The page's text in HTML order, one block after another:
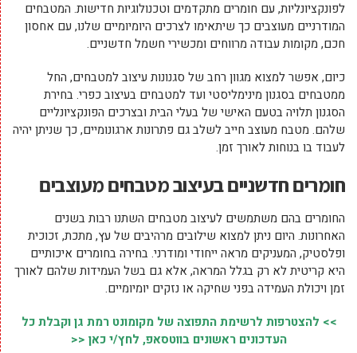
לפונקציונליות, עם חומרים מתקדמים וטכנולוגיות חדישות. המטבחים
המודרניים מעוצבים כך שיתאימו לצרכים היומיומיים שלנו, עם אחסון
חכם, מקומות עבודה מרווחים ומכשירי חשמל חדשניים.
כיום, אפשר למצוא מגוון רחב של סגנונות עיצוב למטבחים, החל
ממטבחים בסגנון מינימליסטי ועד למטבחים בעיצוב כפרי. בחירת
הסגנון תלויה בטעם האישי של בעלי הבית ובצרכים הפונקציונליים
שלהם. מטבח מעוצב חייב לשלב גם פתרונות ארגונומיים, כך שניתן יהיה
לעבוד בו בנוחות לאורך זמן.
חומרים חדשניים בעיצוב מטבחים מעוצבים
החומרים בהם משתמשים לעיצוב מטבחים השתנו רבות בשנים
האחרונות. היום ניתן למצוא שילובים מרהיבים של עץ, מתכת, זכוכית
ופלסטיק, המעניקים מראה ייחודי ומודרני. בחירה בחומרים איכותיים
היא קריטית לא רק בגלל המראה, אלא גם בשל העמידות שלהם לאורך
זמן ויכולת העמידה בפני שחיקה או נזקים יומיומיים.
>> להצטרפות לרשימת התפוצה של מקומונט רמת גן וקבלת כל
העדכונים ראשונים בווטסאפ, לחץ/י כאן <<